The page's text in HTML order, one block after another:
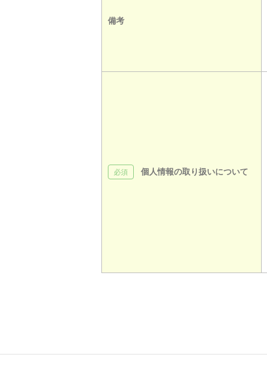
備考
個人情報の取り扱いについて